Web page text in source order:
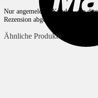
Nur angemeldete Kunden, die
Rezension abgeben.
Ähnliche Produkte